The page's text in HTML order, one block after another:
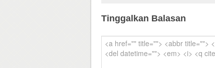
Tinggalkan Balasan